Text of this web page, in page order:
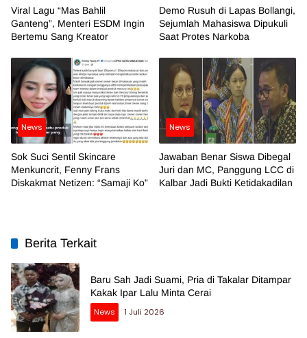
Viral Lagu “Mas Bahlil
Ganteng”, Menteri ESDM Ingin
Bertemu Sang Kreator
Demo Rusuh di Lapas Bollangi,
Sejumlah Mahasiswa Dipukuli
Saat Protes Narkoba
News
Sok Suci Sentil Skincare
Menkuncrit, Fenny Frans
Diskakmat Netizen: “Samaji Ko”
News
Jawaban Benar Siswa Dibegal
Juri dan MC, Panggung LCC di
Kalbar Jadi Bukti Ketidakadilan
Berita Terkait
Baru Sah Jadi Suami, Pria di Takalar Ditampar
Kakak Ipar Lalu Minta Cerai
News
1 Juli 2026